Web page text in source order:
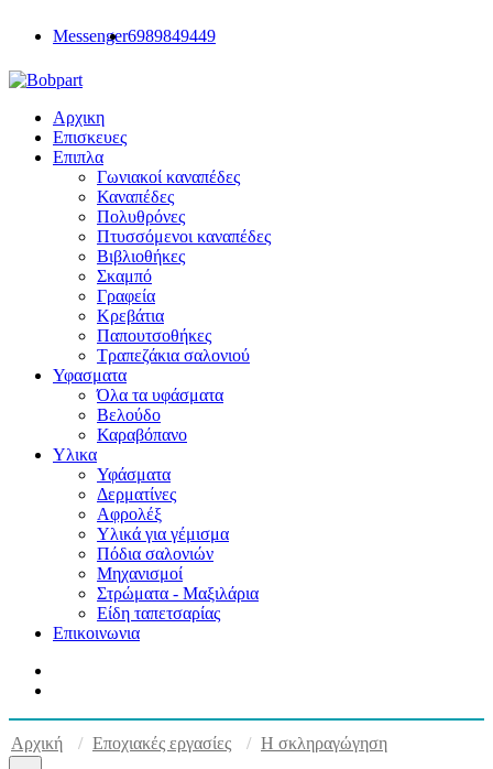
Messenger6989849449
Αρχικη
Επισκευες
Επιπλα
Γωνιακοί καναπέδες
Καναπέδες
Πολυθρόνες
Πτυσσόμενοι καναπέδες
Βιβλιοθήκες
Σκαμπό
Γραφεία
Κρεβάτια
Παπουτσοθήκες
Τραπεζάκια σαλονιού
Υφασματα
Όλα τα υφάσματα
Βελούδο
Καραβόπανο
Υλικα
Υφάσματα
Δερματίνες
Αφρολέξ
Υλικά για γέμισμα
Πόδια σαλονιών
Μηχανισμοί
Στρώματα - Μαξιλάρια
Είδη ταπετσαρίας
Επικοινωνια
Αρχική Εποχιακές εργασίες Η σκληραγώγηση